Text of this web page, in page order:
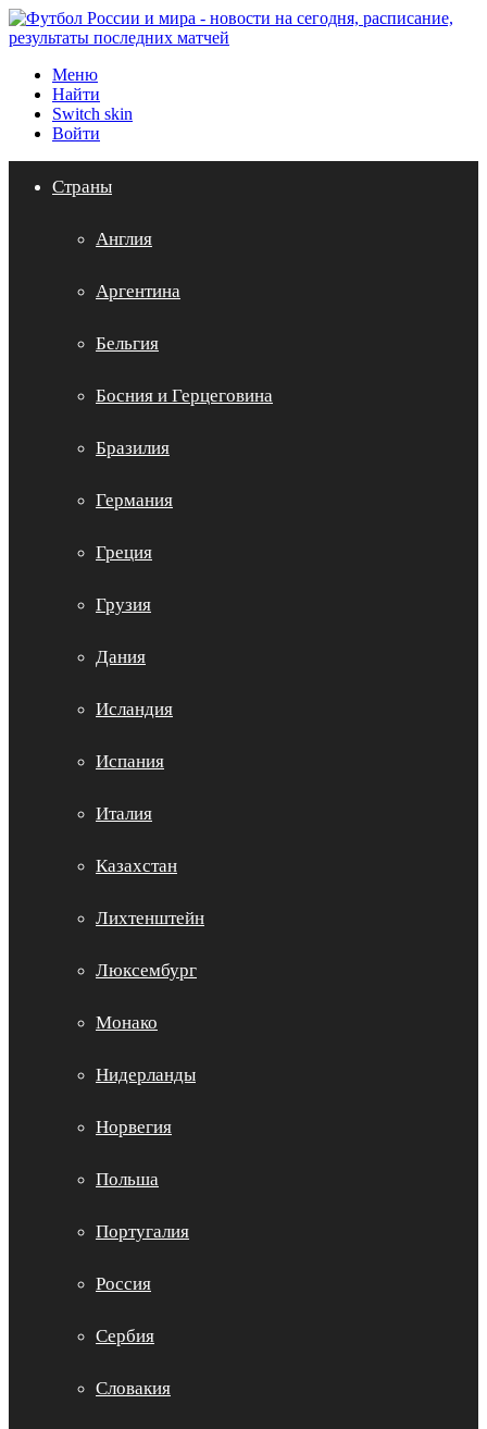
Меню
Найти
Switch skin
Войти
Страны
Англия
Аргентина
Бельгия
Босния и Герцеговина
Бразилия
Германия
Греция
Грузия
Дания
Исландия
Испания
Италия
Казахстан
Лихтенштейн
Люксембург
Монако
Нидерланды
Норвегия
Польша
Португалия
Россия
Сербия
Словакия